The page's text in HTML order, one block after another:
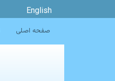
English
صفحه اصلی